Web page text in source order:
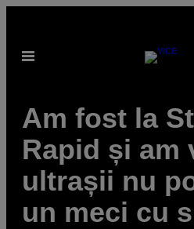
content
Open
Am fost la
Rapid și am
ultrașii nu
un meci cu